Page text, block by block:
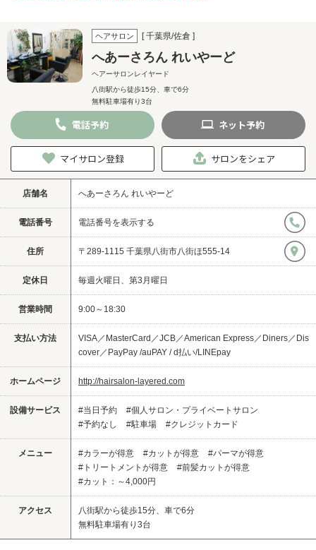
ヘアサロン [ 千葉県/佐倉 ]
へあーさろん れいやーど
ヘアーサロンレイヤード
八街駅から徒歩15分、車で6分
無料駐車場有り3台
電話予約 ネット予約
マイサロン登録 サロンをシェア
店舗名 へあーさろん れいやーど
電話番号 電話番号を表示する
住所 〒289-1115 千葉県八街市八街ほ555-14
定休日 毎週火曜日、第3月曜日
営業時間 9:00～18:30
支払い方法
VISA／MasterCard／JCB／American Express／Diners／Dis
cover／PayPay /auPAY / d払い/LINEpay
ホームページ http://hairsalon-layered.com
設備サービス #当日予約
#個人サロン・プライベートサロン
#予約なし
#駐車場 #クレジットカード
メニュー #カラーが得意 #カットが得意
#パーマが得意
#トリートメントが得意
#前髪カットが得意
#カット：～4,000円
アクセス
八街駅から徒歩15分、車で6分
無料駐車場有り3台